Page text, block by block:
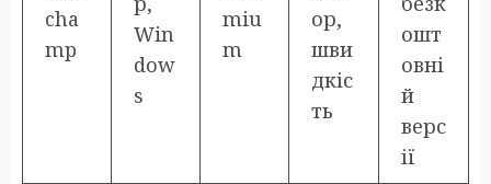
cha
mp
Win
dow
s
miu
m
ор,
шви
дкіс
ть
ошт
овні
й
верс
ії